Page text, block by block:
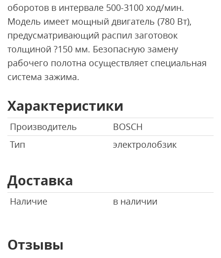
оборотов в интервале 500-3100 ход/мин.
Модель имеет мощный двигатель (780 Вт),
предусматривающий распил заготовок
толщиной ?150 мм. Безопасную замену
рабочего полотна осуществляет специальная
система зажима.
Характеристики
Производитель
BOSCH
Тип
электролобзик
Доставка
Наличие в наличии
Отзывы